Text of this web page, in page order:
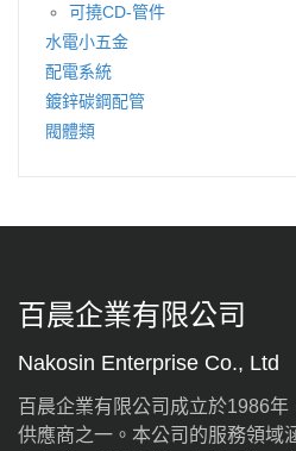
可撓CD-管件
水電小五金
配電系統
鍍鋅碳鋼配管
閥體類
百晨企業有限公司
Nakosin Enterprise Co., Ltd
百晨企業有限公司成立於1986
供應商之一。本公司的服務領域